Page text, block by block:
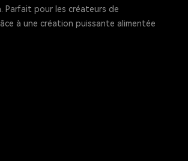
Parfait pour les créateurs de
à une création puissante alimentée